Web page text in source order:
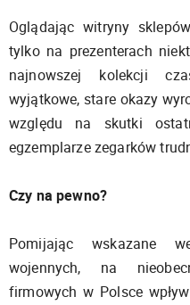
Oglądając witryny
tylko na prezenterach
najnowszej kolekcji
wyjątkowe, stare okazy
względu na skutki
egzemplarze zegarków
Czy na pewno?
Pomijając wskazane
wojennych, na
firmowych w Polsce